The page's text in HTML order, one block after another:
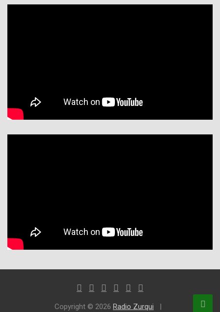
Copyright © 2026 Radio Zurqui